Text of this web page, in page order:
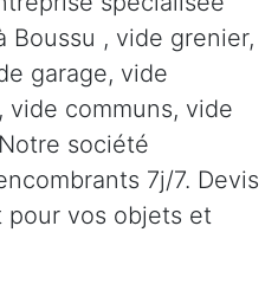
Boussu , vide grenier,
garage, vide
vide communs, vide
société
7j/7. Devis
vos objets et